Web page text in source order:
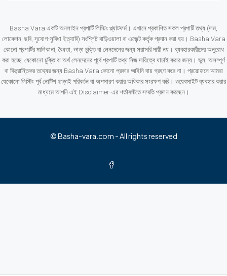
Basha Vara একটি অনলাইন প্রপার্টি লিস্টিং প্ল্যাটফর্ম। এখানে প্রকাশিত সকল প্রপার্টি তথ্য (দাম,
লোকেশন, ছবি, সুযোগ-সুবিধা ইত্যাদি) সংশ্লিষ্ট বাড়িওয়ালা বা এজেন্ট কর্তৃক প্রদান করা হয়। Basha Vara
কোনো প্রপার্টির মালিকানা, বৈধতা, ভাড়া চুক্তি বা লেনদেনের জন্য সরাসরি দায়ী নয়। ব্যবহারকারীদের অনুরোধ
করা হচ্ছে, যেকোনো চুক্তি বা অর্থ লেনদেনের পূর্বে প্রপার্টি তথ্য নিজ দায়িত্বে যাচাই করার জন্য। ভুল, অসম্পূর্ণ
বা বিভ্রান্তিকর তথ্যের জন্য Basha Vara কোনো প্রকার আইনি দায় গ্রহণ করে না। প্রয়োজনে আমরা
যেকোনো লিস্টিং পূর্ব নোটিশ ছাড়াই পরিবর্তন বা অপসারণ করার অধিকার সংরক্ষণ করি। ওয়েবসাইট ব্যবহার করার
মাধ্যমে আপনি এই Disclaimer-এর শর্তাবলীতে সম্মতি প্রদান করছেন।
© Basha-vara.com - All rights reserved